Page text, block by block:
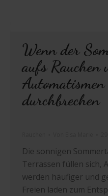
Wenn der
aufs Rauchen
durchbrechen
Die sonnigen
Terrassen füllen sich,
werden häufiger und
Freien laden zum